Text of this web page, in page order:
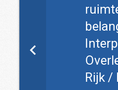
Rijk /